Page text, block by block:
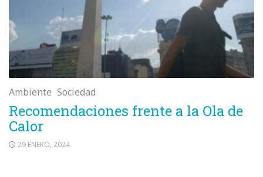
Ambiente Sociedad
Recomendaciones frente a la Ola de
Calor
29 ENERO, 2024